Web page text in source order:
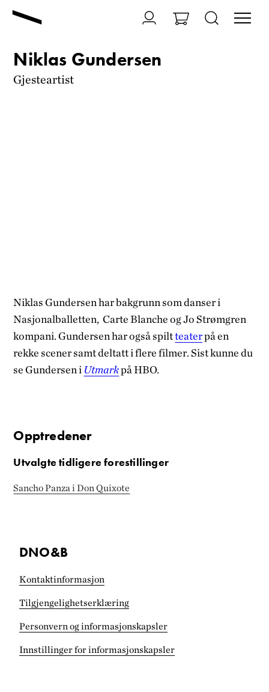
Niklas Gundersen
Gjesteartist
Niklas Gundersen har bakgrunn som danser i
Nasjonalballetten, Carte Blanche og Jo Strømgren
kompani. Gundersen har også spiltteaterpå en
rekke scener samt deltatt i flere filmer. Sist kunne du
se Gundersen i Utmarkpå HBO.
Opptredener
Utvalgte tidligere forestillinger
Sancho Panza i Don Quixote
DNO&B
Kontaktinformasjon
Tilgjengelighets­erklæring
Personvern og informasjonskapsler
Innstillinger for informasjonskapsler